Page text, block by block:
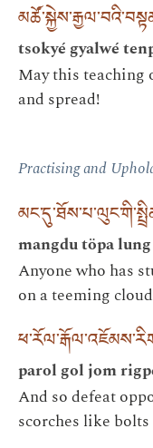
tsokyé gyalwé
May this
and spread!
Practising and
mangdu töpa
Anyone who has
on a teeming
parol gol jom
And so defeat
scorches like